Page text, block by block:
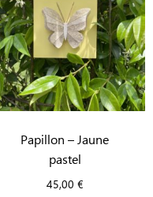
Papillon – Jaune
pastel
45,00 €